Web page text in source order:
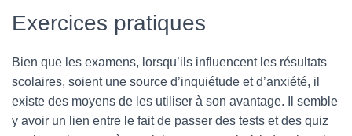
Exercices pratiques
Bien que les examens, lorsqu’ils influencent les résultats
scolaires, soient une source d’inquiétude et d’anxiété, il
existe des moyens de les utiliser à son avantage. Il semble
y avoir un lien entre le fait de passer des tests et des quiz